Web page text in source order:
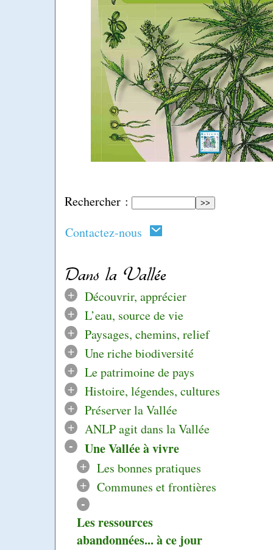
Rechercher :
Contactez-nous
Dans la Vallée
+
Découvrir, apprécier
+
L’eau, source de vie
+
Paysages, chemins, relief
+
Une riche biodiversité
+
Le patrimoine de pays
+
Histoire, légendes, cultures
+
Préserver la Vallée
+
ANLP agit dans la Vallée
- Une Vallée à vivre
+
Les bonnes pratiques
+
Communes et frontières
-
Les ressources
abandonnées... à ce jour